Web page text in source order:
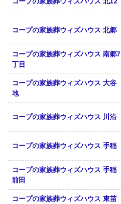
コープの家族葬ウィズハウス 北郷
コープの家族葬ウィズハウス 南郷7
丁目
コープの家族葬ウィズハウス 大谷
地
コープの家族葬ウィズハウス 川沿
コープの家族葬ウィズハウス 手稲
コープの家族葬ウィズハウス 手稲
前田
コープの家族葬ウィズハウス 東苗